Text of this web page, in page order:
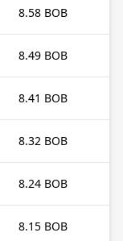
8.58 BOB
8.49 BOB
8.41 BOB
8.32 BOB
8.24 BOB
8.15 BOB